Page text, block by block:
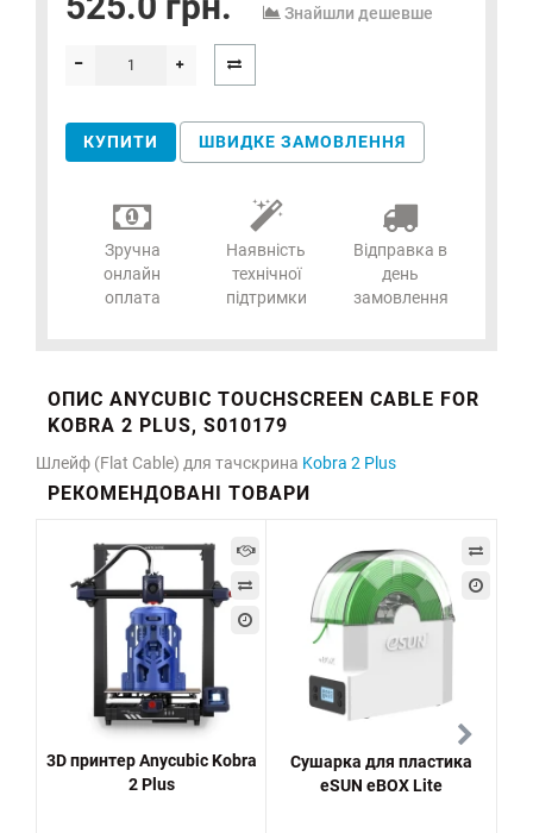
Знайшли дешевше
КУПИТИ ШВИДКЕ ЗАМОВЛЕННЯ
Зручна
онлайн
оплата
Наявність
технічної
підтримки
Відправка в
день
замовлення
ОПИС ANYCUBIC TOUCHSCREEN CABLE FOR
KOBRA 2 PLUS, S010179
Шлейф (Flat Cable) для тачскрина Kobra 2 Plus
РЕКОМЕНДОВАНІ ТОВАРИ
3D принтер Anycubic Kobra
2 Plus
Сушарка для пластика
eSUN eBOX Lite